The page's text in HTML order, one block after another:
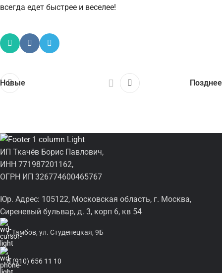
всегда едет быстрее и веселее!
Новые Позднее
ИП Ткачёв Борис Павлович,
ИНН 771987201162,
ОГРН ИП 326774600465767
Юр. Адрес: 105122, Московская область, г. Москва,
Сиреневый бульвар, д. 3, корп 6, кв 54
г.Тамбов, ул. Студенецкая, 9Б
8 (910) 656 11 10